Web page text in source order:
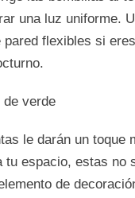
una luz uniforme.
pared flexibles si
de verde
le darán un toque
tu espacio, estas no
de